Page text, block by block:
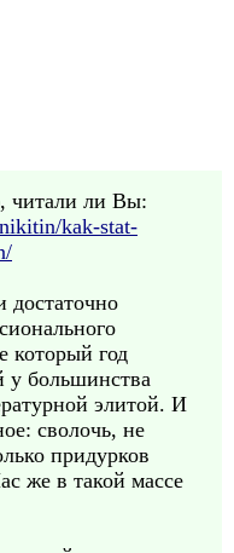
читали ли Вы:
kak-stat-
достаточно
который год
у большинства
элитой. И
сволочь, не
придурков
же в такой массе